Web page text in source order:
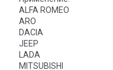
ALFA ROMEO
ARO
DACIA
JEEP
LADA
MITSUBISHI